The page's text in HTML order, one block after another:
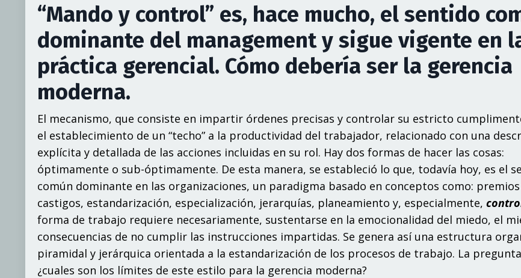
“Mando y control” es, hace mucho, el sentido
dominante del management y sigue vigente en
práctica gerencial. Cómo debería ser la gerencia
moderna.
El mecanismo, que consiste en impartir órdenes precisas y controlar su estricto
el establecimiento de un “techo” a la productividad del trabajador, relacionado con una
explícita y detallada de las acciones incluidas en su rol. Hay dos formas de hacer las cosas:
óptimamente o sub-óptimamente. De esta manera, se estableció lo que, todavía hoy, es el
común dominante en las organizaciones, un paradigma basado en conceptos como:
castigos, estandarización, especialización, jerarquías, planeamiento y, especialmente,
forma de trabajo requiere necesariamente, sustentarse en la emocionalidad del miedo, el
consecuencias de no cumplir las instrucciones impartidas. Se genera así una estructura
piramidal y jerárquica orientada a la estandarización de los procesos de trabajo. La
¿cuales son los límites de este estilo para la gerencia moderna?